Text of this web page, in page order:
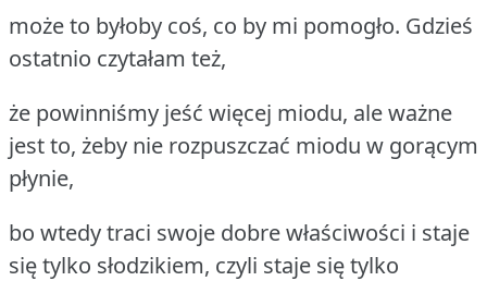
może to byłoby coś, co by mi pomogło. Gdzieś
ostatnio czytałam też,
że powinniśmy jeść więcej miodu, ale ważne
jest to, żeby nie rozpuszczać miodu w gorącym
płynie,
bo wtedy traci swoje dobre właściwości i staje
się tylko słodzikiem, czyli staje się tylko